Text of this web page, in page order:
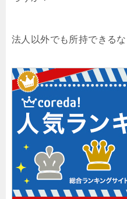
法人以外でも所持できる